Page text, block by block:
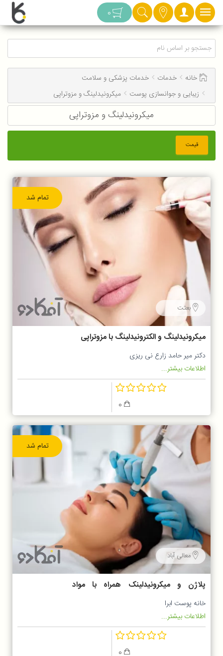
دسته بندی 0
خانه خدمات
خدمات پزشکی و سلامت
زیبایی و جوانسازی پوست
میکرونیدلینگ و مزوتراپی
میکرونیدلینگ و مزوتراپی
قیمت
تمام شد
بعثت
میکرونیدلینگ و الکترونیدلینگ با مزوتراپی
دکتر میر حامد زارع نی ریزی
اطلاعات بیشتر...
تمام شد
معالی آباد
پلاژن و میکرونیدلینک همراه با مواد
مزوتراپی
خانه پوست ابرا
اطلاعات بیشتر...